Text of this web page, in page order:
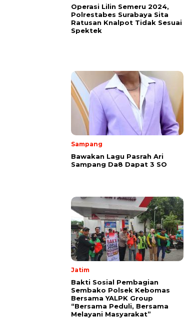
Operasi Lilin Semeru 2024,
Polrestabes Surabaya Sita
Ratusan Knalpot Tidak Sesuai
Spektek
Sampang
Bawakan Lagu Pasrah Ari
Sampang Da8 Dapat 3 SO
Jatim
Bakti Sosial Pembagian
Sembako Polsek Kebomas
Bersama YALPK Group
“Bersama Peduli, Bersama
Melayani Masyarakat”